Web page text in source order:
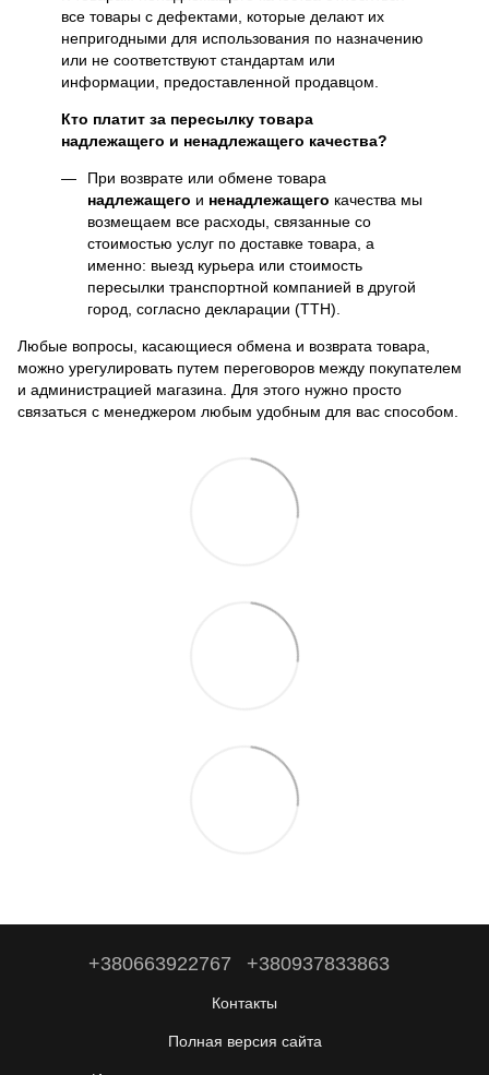
все товары с дефектами, которые делают их
непригодными для использования по назначению
или не соответствуют стандартам или
информации, предоставленной продавцом.
Кто платит за пересылку товара
надлежащего и ненадлежащего качества?
При возврате или обмене товара
надлежащего и ненадлежащего качества мы
возмещаем все расходы, связанные со
стоимостью услуг по доставке товара, а
именно: выезд курьера или стоимость
пересылки транспортной компанией в другой
город, согласно декларации (ТТН).
Любые вопросы, касающиеся обмена и возврата товара,
можно урегулировать путем переговоров между покупателем
и администрацией магазина. Для этого нужно просто
связаться с менеджером любым удобным для вас способом.
+380663922767 +380937833863
Контакты
Полная версия сайта